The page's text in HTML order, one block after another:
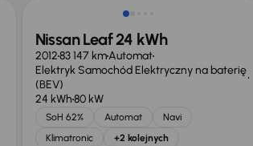
Nissan Leaf 24 kWh
201283 147 kmAutomat
Elektryk Samochód Elektryczny na baterię
(BEV)
24 kWh80 kW
SoH 62% Automat
Navi
Klimatronic
+2 kolejnych